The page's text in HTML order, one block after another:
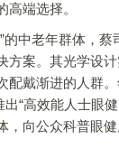
高端选择。
中老年群体，蔡
方案。其光学设
配戴渐进的人群
“高效能人士眼
，向公众科普眼